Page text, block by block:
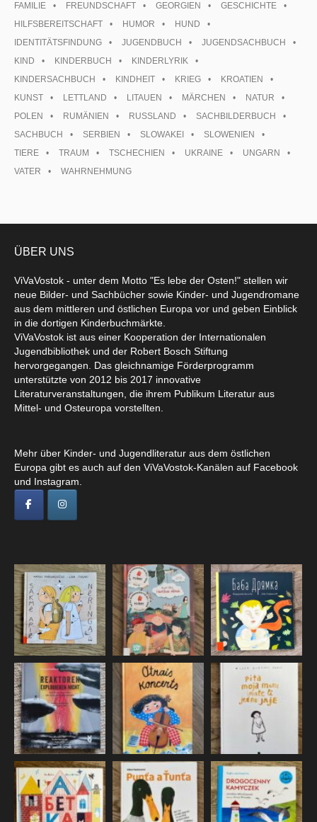
FAMILIE
FREUNDSCHAFT GEORGIEN
GESCHICHTE
HILFSBEREITSCHAFT
HUMOR
HUND
IDENTITÄTSFINDUNG
JUGENDBUCH
JUGENDSACHBUCH
KIND
KINDERBUCH
KINDERLYRIK
KINDERSACHBUCH
KINDHEIT KRIEG
KROATIEN
KUNST
LETTLAND LITAUEN MÄRCHEN
NATUR
POLEN
RUMÄNIEN RUSSLAND
SACHBILDERBUCH
SACHBUCH
SERBIEN SLOWAKEI
SLOWENIEN
TIERE
TRAUM TSCHECHIEN UKRAINE
UNGARN
VATER
WAHRNEHMUNG
ÜBER UNS
ViVaVostok - unter dem Motto "Es lebe der Osten!" stellen wir
neue Bilder- und Sachbücher sowie Kinder- und Jugendromane
aus dem mittleren und östlichen Europa vor und geben Einblick
in die dortigen Kinderbuchmärkte.
ViVaVostok ist aus einer Kooperation der Internationalen
Jugendbibliothek und der Robert Bosch Stiftung
hervorgegangen. Das gleichnamige Förderprogramm
unterstützte von 2012 bis 2017 innovative
Literaturveranstaltungen, die ihrem Publikum Literatur aus
Mittel- und Osteuropa vorstellten.
Mehr über Kinder- und Jugendliteratur aus dem östlichen
Europa gibt es auch auf den ViVaVostok-Kanälen auf Facebook
und Instagram.